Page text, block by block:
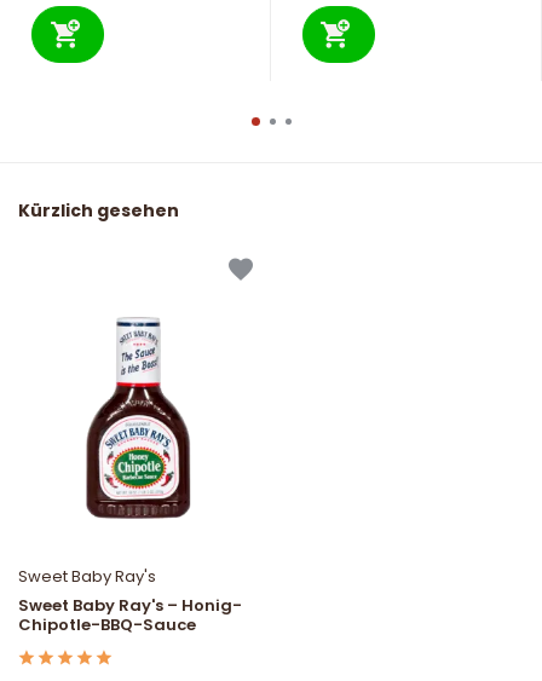
Kürzlich gesehen
Sweet Baby Ray's
Sweet Baby Ray's – Honig-
Chipotle-BBQ-Sauce